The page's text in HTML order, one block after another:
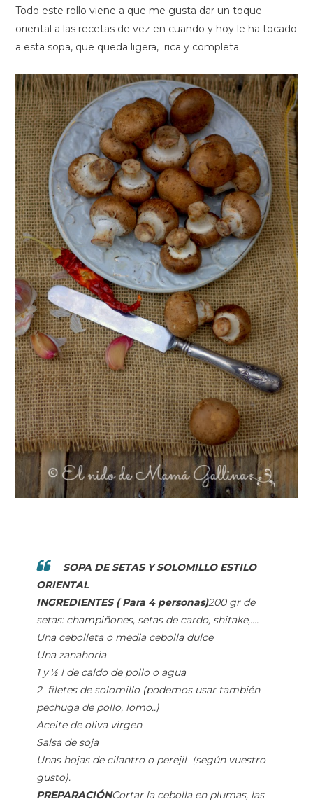
Todo este rollo viene a que me gusta dar un toque
oriental a las recetas de vez en cuando y hoy le ha tocado
a esta sopa, que queda ligera, rica y completa.
SOPA DE SETAS Y SOLOMILLO ESTILO
ORIENTAL
INGREDIENTES ( Para 4 personas)200 gr de
setas: champiñones, setas de cardo, shitake,….
Una cebolleta o media cebolla dulce
Una zanahoria
1 y½ l de caldo de pollo o agua
2 filetes de solomillo (podemos usar también
pechuga de pollo, lomo..)
Aceite de oliva virgen
Salsa de soja
Unas hojas de cilantro o perejil (según vuestro
gusto).
PREPARACIÓNCortar la cebolla en plumas, las